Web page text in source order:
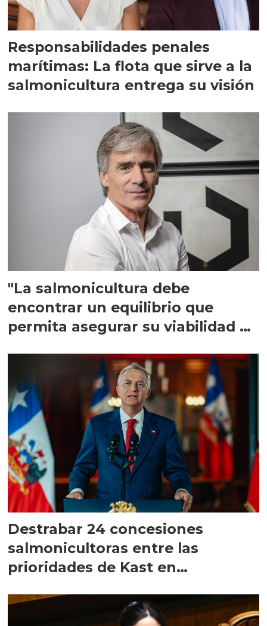
Responsabilidades penales
marítimas: La flota que sirve a la
salmonicultura entrega su visión
"La salmonicultura debe
encontrar un equilibrio que
permita asegurar su viabilidad de
Destrabar 24 concesiones
salmonicultoras entre las
prioridades de Kast en